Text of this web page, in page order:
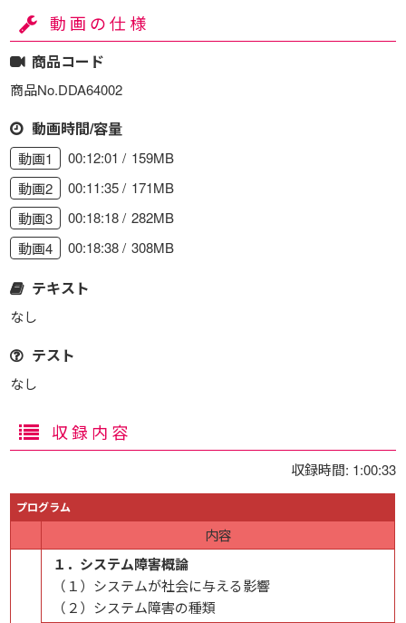
動画の仕様
商品コード
商品No.DDA64002
動画時間/容量
動画1 00:12:01
159MB
動画2
00:11:35
171MB
動画3
00:18:18
282MB
動画4
00:18:38 308MB
テキスト
なし
テスト
なし
収録内容
収録時間: 1:00:33
プログラム
内容
１．システム障害概論
（１）システムが社会に与える影響
（２）システム障害の種類